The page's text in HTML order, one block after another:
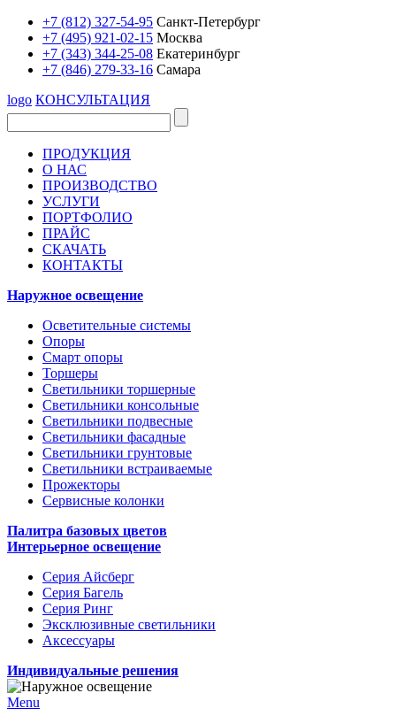
+7 (812) 327-54-95 Санкт-Петербург
+7 (495) 921-02-15 Москва
+7 (343) 344-25-08 Екатеринбург
+7 (846) 279-33-16 Самара
logo КОНСУЛЬТАЦИЯ
ПРОДУКЦИЯ
О НАС
ПРОИЗВОДСТВО
УСЛУГИ
ПОРТФОЛИО
ПРАЙС
СКАЧАТЬ
КОНТАКТЫ
Наружное освещение
Осветительные системы
Опоры
Смарт опоры
Торшеры
Светильники торшерные
Светильники консольные
Светильники подвесные
Светильники фасадные
Светильники грунтовые
Светильники встраиваемые
Прожекторы
Сервисные колонки
Палитра базовых цветов
Интерьерное освещение
Серия Айсберг
Серия Багель
Серия Ринг
Эксклюзивные светильники
Аксессуары
Индивидуальные решения
Menu